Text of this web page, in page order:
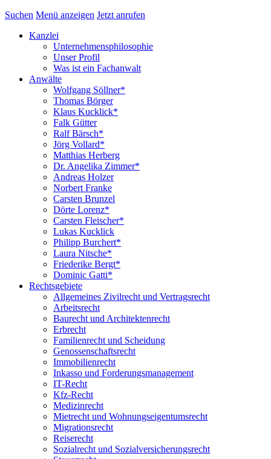
Suchen Menü anzeigen Jetzt anrufen
Kanzlei
Unternehmensphilosophie
Unser Profil
Was ist ein Fachanwalt
Anwälte
Wolfgang Söllner*
Thomas Börger
Klaus Kucklick*
Falk Gütter
Ralf Bärsch*
Jörg Vollard*
Matthias Herberg
Dr. Angelika Zimmer*
Andreas Holzer
Norbert Franke
Carsten Brunzel
Dörte Lorenz*
Carsten Fleischer*
Lukas Kucklick
Philipp Burchert*
Laura Nitsche*
Friederike Bergt*
Dominic Gatti*
Rechtsgebiete
Allgemeines Zivilrecht und Vertragsrecht
Arbeitsrecht
Baurecht und Architektenrecht
Erbrecht
Familienrecht und Scheidung
Genossenschaftsrecht
Immobilienrecht
Inkasso und Forderungsmanagement
IT-Recht
Kfz-Recht
Medizinrecht
Mietrecht und Wohnungseigentumsrecht
Migrationsrecht
Reiserecht
Sozialrecht und Sozialversicherungsrecht